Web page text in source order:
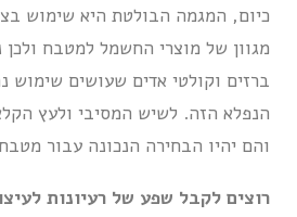
כיום, המגמה הבולטת היא שימוש
מגוון של מוצרי החשמל למטבח ולכן
ברזים וקולטי אדים שעושים
הנפלא הזה. לשיש המסיבי ולעץ
והם יהיו הבחירה הנכונה עבור
רוצים לקבל שפע של רעיונות